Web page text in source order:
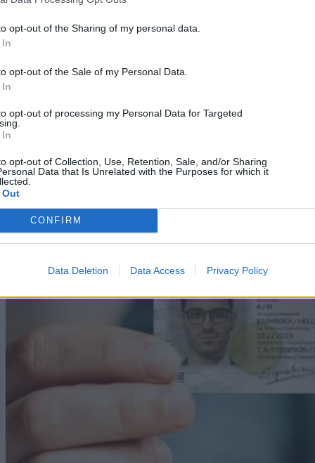
opt-out of the Sharing of my personal data.
opt-out of the Sale of my Personal Data.
opt-out of processing my Personal Data for Targeted
opt-out of Collection, Use, Retention, Sale, and/or Sharing
Data that Is Unrelated with the Purposes for which it
CONFIRM
Data Deletion Data Access Privacy Policy
Technology
Η Vodafone αλλάζει τη χρέωση στις διεθνείς κλήσεις
– Δωρεάν κατάργηση συμβολαίου
08/08/2026